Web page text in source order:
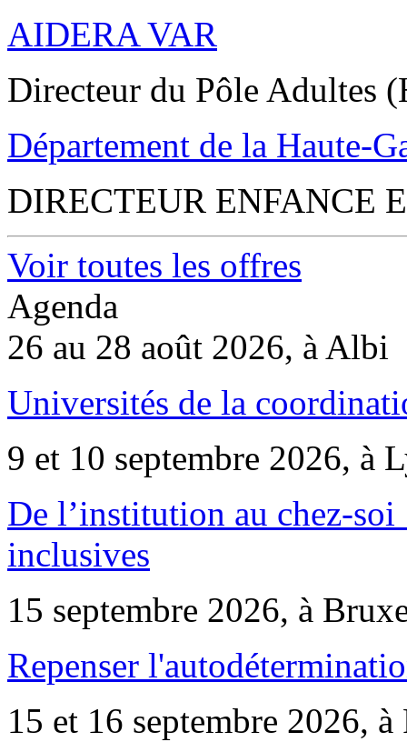
AIDERA VAR
Directeur du Pôle Adultes
Département de la Haute-
DIRECTEUR ENFANCE
Voir toutes les offres
Agenda
26 au 28 août 2026, à Albi
Universités de la
9 et 10 septembre 2026, à
De l’institution au chez-
inclusives
15 septembre 2026, à
Repenser
15 et 16 septembre 2026, à